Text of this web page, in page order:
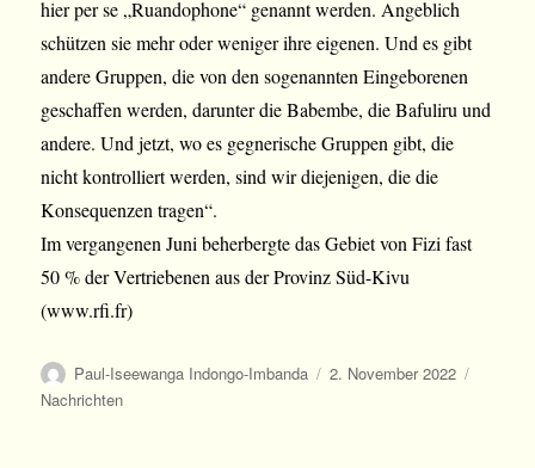
hier per se „Ruandophone“ genannt werden. Angeblich
schützen sie mehr oder weniger ihre eigenen. Und es gibt
andere Gruppen, die von den sogenannten Eingeborenen
geschaffen werden, darunter die Babembe, die Bafuliru und
andere. Und jetzt, wo es gegnerische Gruppen gibt, die
nicht kontrolliert werden, sind wir diejenigen, die die
Konsequenzen tragen“.
Im vergangenen Juni beherbergte das Gebiet von Fizi fast
50 % der Vertriebenen aus der Provinz Süd-Kivu
(www.rfi.fr)
Autor
Paul-Iseewanga Indongo-Imbanda
Veröffentlicht
2. November 2022
Nachrichten